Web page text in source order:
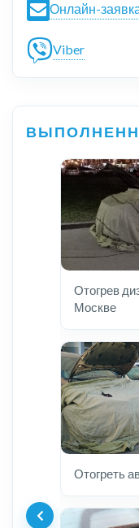
Онлайн-
Viber
Отогрев
Москве
Отогреть